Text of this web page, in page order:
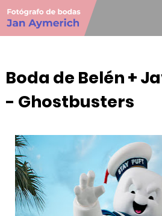
Boda de Belén +
- Ghostbusters